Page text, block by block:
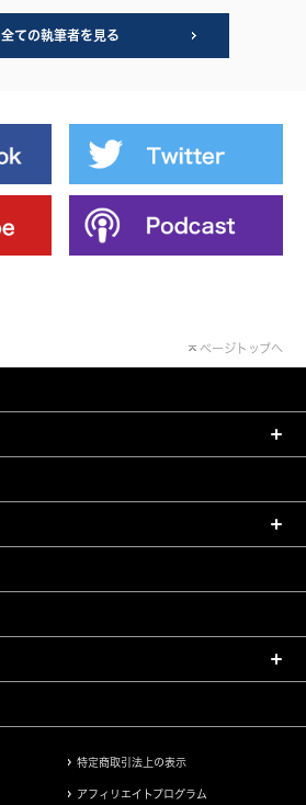
全ての執筆者を見る
ページトップへ
特定商取引法上の表示
アフィリエイトプログラム